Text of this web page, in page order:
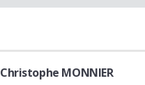
Christophe MONNIER